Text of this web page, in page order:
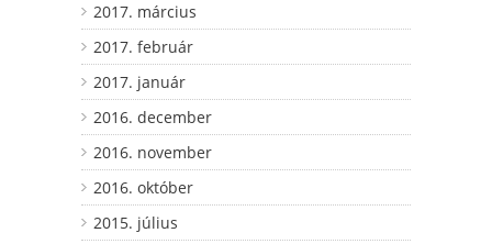
2017. március
2017. február
2017. január
2016. december
2016. november
2016. október
2015. július